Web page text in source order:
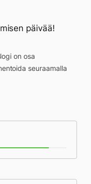
päivää!
on osa
seuraamalla